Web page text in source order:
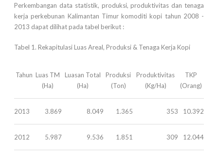
Perkembangan data statistik, produksi, produktivitas dan tenaga
kerja perkebunan Kalimantan Timur komoditi kopi tahun 2008 -
2013 dapat dilihat pada tabel berikut :
Tabel 1. Rekapitulasi Luas Areal, Produksi & Tenaga Kerja Kopi
Tahun Luas TM
(Ha)
Luasan Total
(Ha)
Produksi
(Ton)
Produktivitas
(Kg/Ha)
TKP
(Orang)
2013 3.869 8.049 1.365 353 10.392
2012 5.987 9.536 1.851 309 12.044